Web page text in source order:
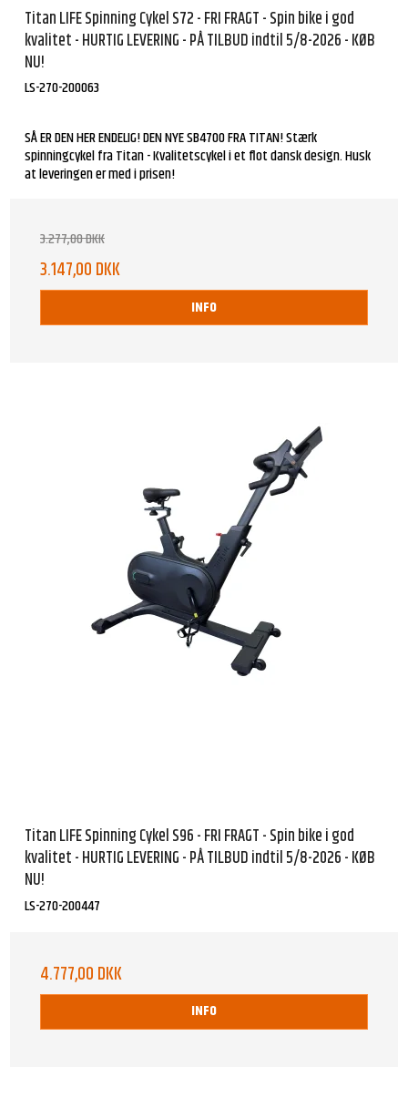
Titan LIFE Spinning Cykel S72 - FRI FRAGT - Spin bike i god
kvalitet - HURTIG LEVERING - PÅ TILBUD indtil 5/8-2026 - KØB
NU!
LS-270-200063
SÅ ER DEN HER ENDELIG! DEN NYE SB4700 FRA TITAN! Stærk
spinningcykel fra Titan - Kvalitetscykel i et flot dansk design. Husk
at leveringen er med i prisen!
3.277,00 DKK
3.147,00 DKK
INFO
Titan LIFE Spinning Cykel S96 - FRI FRAGT - Spin bike i god
kvalitet - HURTIG LEVERING - PÅ TILBUD indtil 5/8-2026 - KØB
NU!
LS-270-200447
4.777,00 DKK
INFO